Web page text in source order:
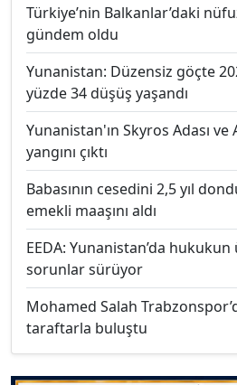
Türkiye’nin Balkanlar’daki
gündem oldu
Yunanistan: Düzensiz göçte
yüzde 34 düşüş yaşandı
Yunanistan'ın Skyros Adası
yangını çıktı
Babasının cesedini 2,5 yıl
emekli maaşını aldı
EEDA: Yunanistan’da
sorunlar sürüyor
Mohamed Salah
taraftarla buluştu